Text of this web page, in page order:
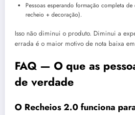
Pessoas esperando formação completa
recheio + decoração).
Isso não diminui o produto. Diminui a
errada é o maior motivo de nota baixa
FAQ — O que as
de verdade
O Recheios 2.0 funciona